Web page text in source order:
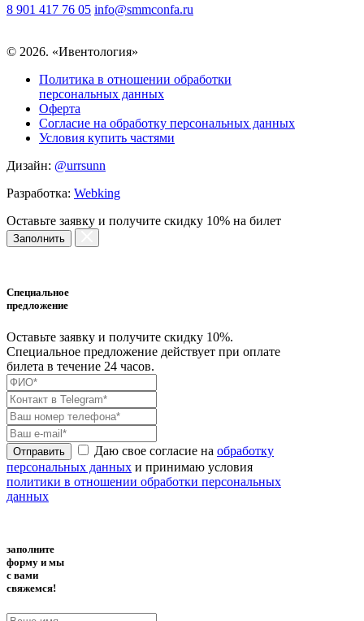
8 901 417 76 05 info@smmconfa.ru
© 2026. «Ивентология»
Политика в отношении обработки
персональных данных
Оферта
Согласие на обработку персональных данных
Условия купить частями
Дизайн: @urrsunn
Разработка: Webking
Оставьте заявку и получите скидку 10% на билет
Заполнить
Специальное
предложение
Оставьте заявку и получите скидку 10%.
Специальное предложение действует при оплате
билета в течение 24 часов.
Отправить Даю свое согласие на обработку
персональных данных и принимаю условия
политики в отношении обработки персональных
данных
заполните
форму и мы
с вами
свяжемся!